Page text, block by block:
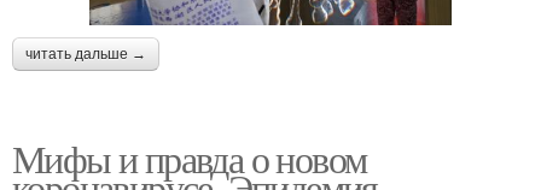
читать дальше →
Мифы и правда о новом